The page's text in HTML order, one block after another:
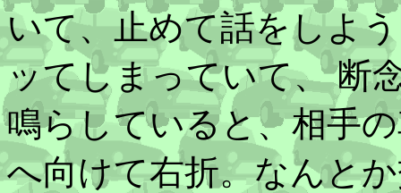
いて、止めて話をしよ
ッてしまっていて、 断
鳴らしていると、相手
へ向けて右折。なんと